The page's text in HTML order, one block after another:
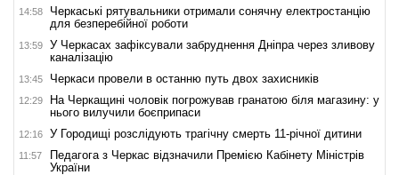
14:58
Черкаські рятувальники отримали сонячну електростанцію
для безперебійної роботи
13:59
У Черкасах зафіксували забруднення Дніпра через зливову
каналізацію
13:45 Черкаси провели в останню путь двох захисників
12:29
На Черкащині чоловік погрожував гранатою біля магазину: у
нього вилучили боєприпаси
12:16 У Городищі розслідують трагічну смерть 11-річної дитини
11:57
Педагога з Черкас відзначили Премією Кабінету Міністрів
України